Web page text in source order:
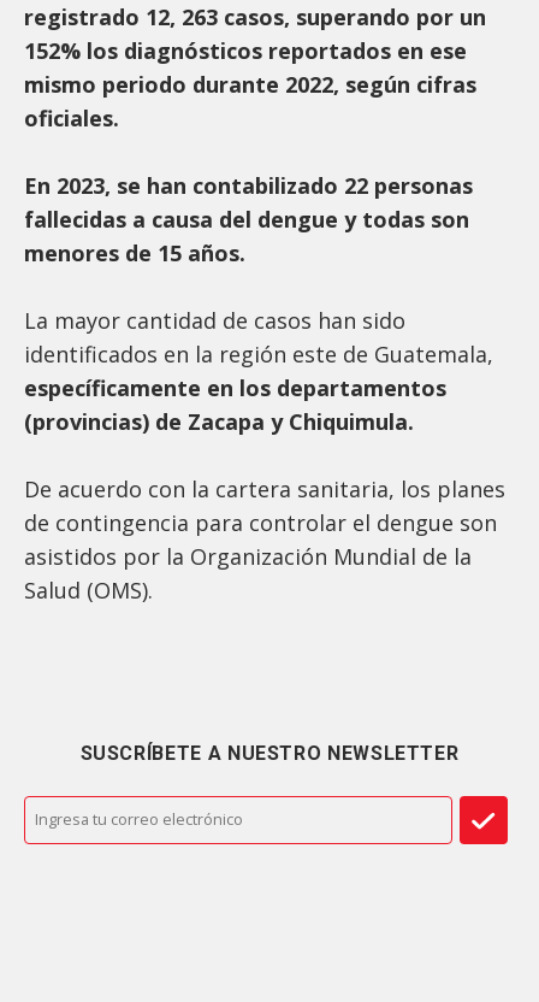
registrado 12, 263 casos, superando por un
152% los diagnósticos reportados en ese
mismo periodo durante 2022, según cifras
oficiales.
En 2023, se han contabilizado 22 personas
fallecidas a causa del dengue y todas son
menores de 15 años.
La mayor cantidad de casos han sido
identificados en la región este de Guatemala,
específicamente en los departamentos
(provincias) de Zacapa y Chiquimula.
De acuerdo con la cartera sanitaria, los planes
de contingencia para controlar el dengue son
asistidos por la Organización Mundial de la
Salud (OMS).
SUSCRÍBETE A NUESTRO NEWSLETTER